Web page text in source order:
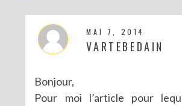
MAI 7, 2014
VARTEBEDAIN
Bonjour,
Pour moi l’article pour